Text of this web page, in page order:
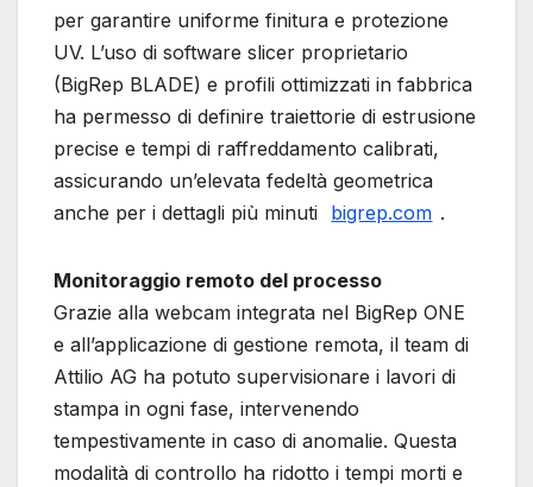
per garantire uniforme finitura e protezione
UV. L’uso di software slicer proprietario
(BigRep BLADE) e profili ottimizzati in fabbrica
ha permesso di definire traiettorie di estrusione
precise e tempi di raffreddamento calibrati,
assicurando un’elevata fedeltà geometrica
anche per i dettagli più minuti bigrep.com .
Monitoraggio remoto del processo
Grazie alla webcam integrata nel BigRep ONE
e all’applicazione di gestione remota, il team di
Attilio AG ha potuto supervisionare i lavori di
stampa in ogni fase, intervenendo
tempestivamente in caso di anomalie. Questa
modalità di controllo ha ridotto i tempi morti e